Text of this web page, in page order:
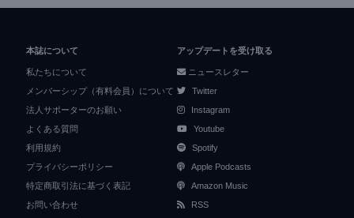
本誌について
私たちについて
メンバーシップ（有料会員）について
法人サポーターのお願い
よくある質問
利用規約
プライバシーポリシー
特定商取引法に基づく表記
お問い合わせ
アップデートを受け取る
ニュースレター
Twitter
Instagram
Youtube
Spotify
Apple Podcasts
Amazon Music
RSS